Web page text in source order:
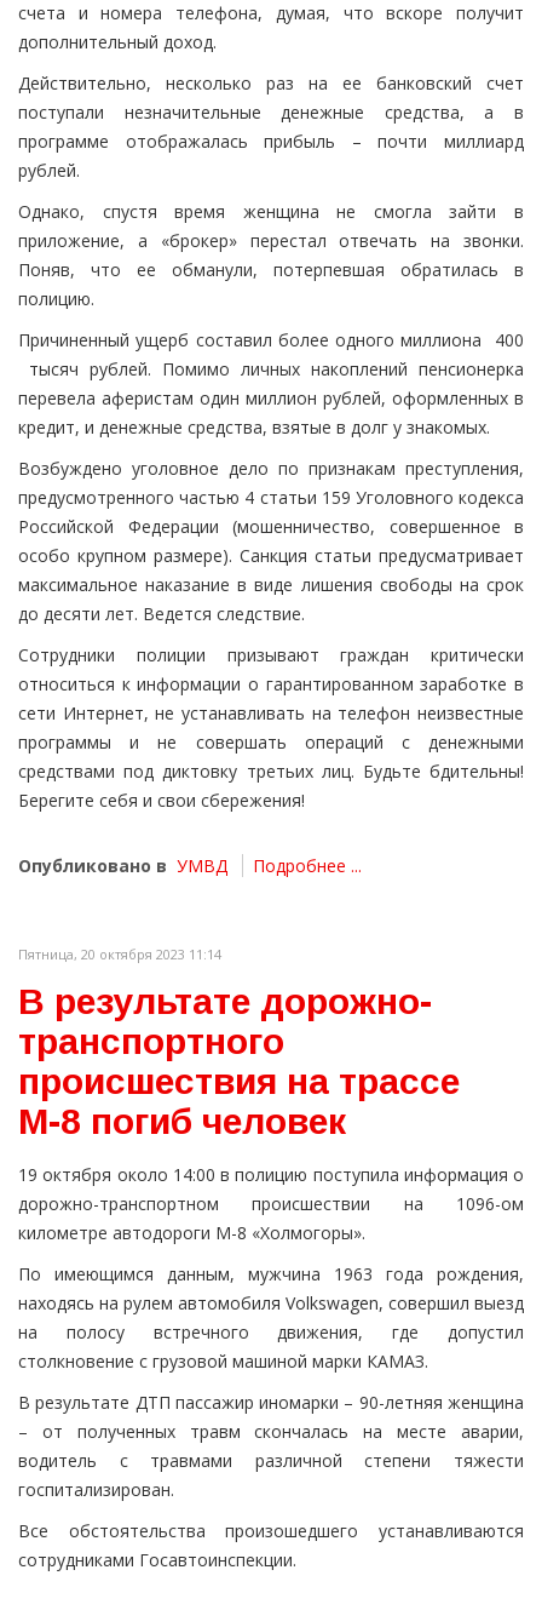
счета и номера телефона, думая, что вскоре получит
дополнительный доход.
Действительно, несколько раз на ее банковский счет
поступали незначительные денежные средства, а в
программе отображалась прибыль – почти миллиард
рублей.
Однако, спустя время женщина не смогла зайти в
приложение, а «брокер» перестал отвечать на звонки.
Поняв, что ее обманули, потерпевшая обратилась в
полицию.
Причиненный ущерб составил более одного миллиона 400
тысяч рублей. Помимо личных накоплений пенсионерка
перевела аферистам один миллион рублей, оформленных в
кредит, и денежные средства, взятые в долг у знакомых.
Возбуждено уголовное дело по признакам преступления,
предусмотренного частью 4 статьи 159 Уголовного кодекса
Российской Федерации (мошенничество, совершенное в
особо крупном размере). Санкция статьи предусматривает
максимальное наказание в виде лишения свободы на срок
до десяти лет. Ведется следствие.
Сотрудники полиции призывают граждан критически
относиться к информации о гарантированном заработке в
сети Интернет, не устанавливать на телефон неизвестные
программы и не совершать операций с денежными
средствами под диктовку третьих лиц. Будьте бдительны!
Берегите себя и свои сбережения!
Опубликовано в УМВД Подробнее ...
Пятница, 20 октября 2023 11:14
В результате дорожно-
транспортного
происшествия на трассе
М-8 погиб человек
19 октября около 14:00 в полицию поступила информация о
дорожно-транспортном происшествии на 1096-ом
километре автодороги М-8 «Холмогоры».
По имеющимся данным, мужчина 1963 года рождения,
находясь на рулем автомобиля Volkswagen, совершил выезд
на полосу встречного движения, где допустил
столкновение с грузовой машиной марки КАМАЗ.
В результате ДТП пассажир иномарки – 90-летняя женщина
– от полученных травм скончалась на месте аварии,
водитель с травмами различной степени тяжести
госпитализирован.
Все обстоятельства произошедшего устанавливаются
сотрудниками Госавтоинспекции.